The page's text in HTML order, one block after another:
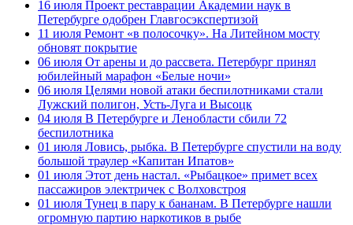
16 июля Проект реставрации Академии наук в
Петербурге одобрен Главгосэкспертизой
11 июля Ремонт «в полосочку». На Литейном мосту
обновят покрытие
06 июля От арены и до рассвета. Петербург принял
юбилейный марафон «Белые ночи»
06 июля Целями новой атаки беспилотниками стали
Лужский полигон, Усть-Луга и Высоцк
04 июля В Петербурге и Ленобласти сбили 72
беспилотника
01 июля Ловись, рыбка. В Петербурге спустили на воду
большой траулер «Капитан Ипатов»
01 июля Этот день настал. «Рыбацкое» примет всех
пассажиров электричек с Волховстроя
01 июля Тунец в пару к бананам. В Петербурге нашли
огромную партию наркотиков в рыбе